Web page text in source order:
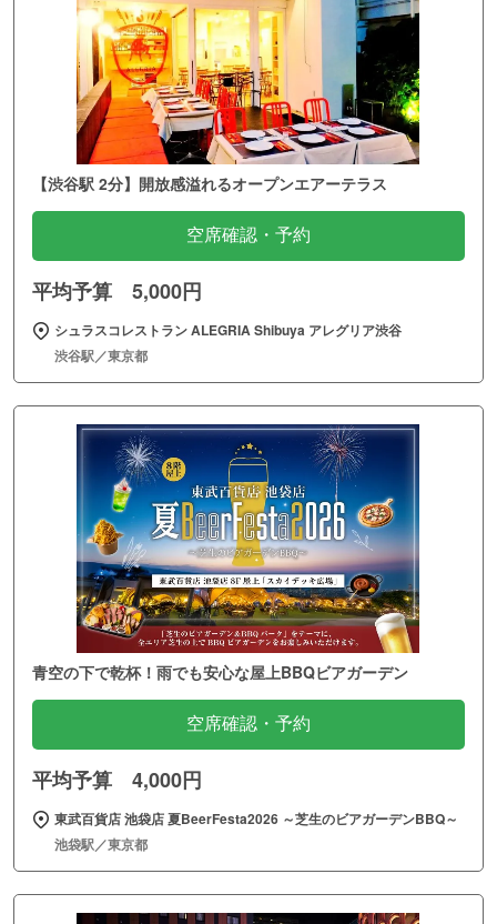
【渋谷駅 2分】開放感溢れるオープンエアーテラス
空席確認・予約
平均予算 5,000円
シュラスコレストラン ALEGRIA Shibuya アレグリア渋谷
渋谷駅／東京都
青空の下で乾杯！雨でも安心な屋上BBQビアガーデン
空席確認・予約
平均予算 4,000円
東武百貨店 池袋店 夏BeerFesta2026 ～芝生のビアガーデンBBQ～
池袋駅／東京都